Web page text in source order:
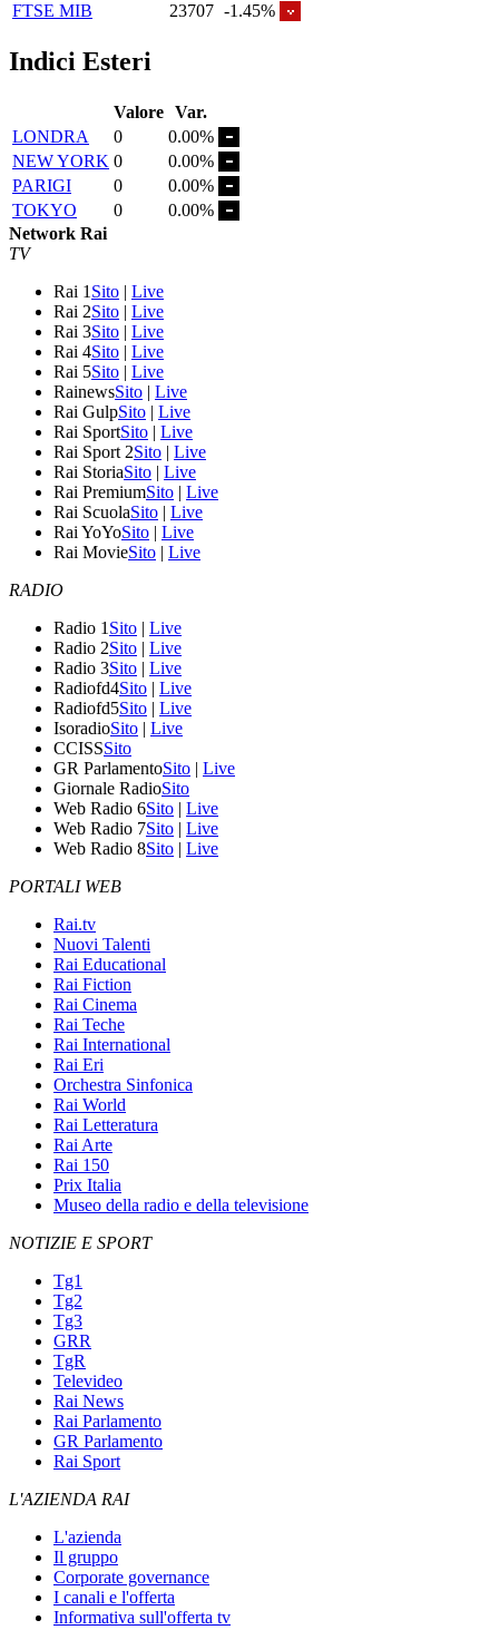
FTSE MIB
23707 -1.45%
Indici Esteri
Valore Var.
LONDRA
0
0.00%
NEW YORK 0
0.00%
PARIGI
0
0.00%
TOKYO
0
0.00%
Network Rai
TV
Rai 1 Sito | Live
Rai 2Sito | Live
Rai 3Sito | Live
Rai 4Sito | Live
Rai 5Sito | Live
RainewsSito | Live
Rai GulpSito | Live
Rai SportSito | Live
Rai Sport 2Sito | Live
Rai StoriaSito | Live
Rai PremiumSito | Live
Rai ScuolaSito | Live
Rai YoYoSito | Live
Rai MovieSito | Live
RADIO
Radio 1 Sito | Live
Radio 2Sito | Live
Radio 3Sito | Live
Radiofd4Sito | Live
Radiofd5Sito | Live
IsoradioSito | Live
CCISSSito
GR ParlamentoSito | Live
Giornale RadioSito
Web Radio 6Sito | Live
Web Radio 7Sito | Live
Web Radio 8Sito | Live
PORTALI WEB
Rai.tv
Nuovi Talenti
Rai Educational
Rai Fiction
Rai Cinema
Rai Teche
Rai International
Rai Eri
Orchestra Sinfonica
Rai World
Rai Letteratura
Rai Arte
Rai 150
Prix Italia
Museo della radio e della televisione
NOTIZIE E SPORT
Tg1
Tg2
Tg3
GRR
TgR
Televideo
Rai News
Rai Parlamento
GR Parlamento
Rai Sport
L'AZIENDA RAI
L'azienda
Il gruppo
Corporate governance
I canali e l'offerta
Informativa sull'offerta tv